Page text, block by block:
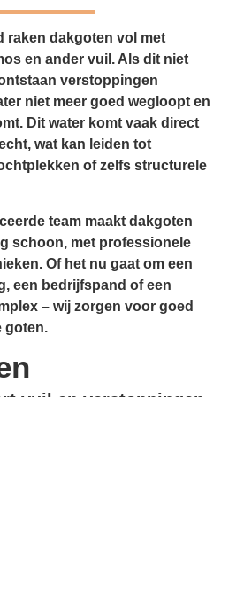
raken dakgoten vol met
en ander vuil. Als dit niet
verstoppingen
niet meer goed wegloopt en
Dit water komt vaak direct
wat kan leiden tot
of zelfs structurele
team maakt dakgoten
schoon, met professionele
Of het nu gaat om een
een bedrijfspand of een
– wij zorgen voor goed
goten.
vuil en verstoppingen